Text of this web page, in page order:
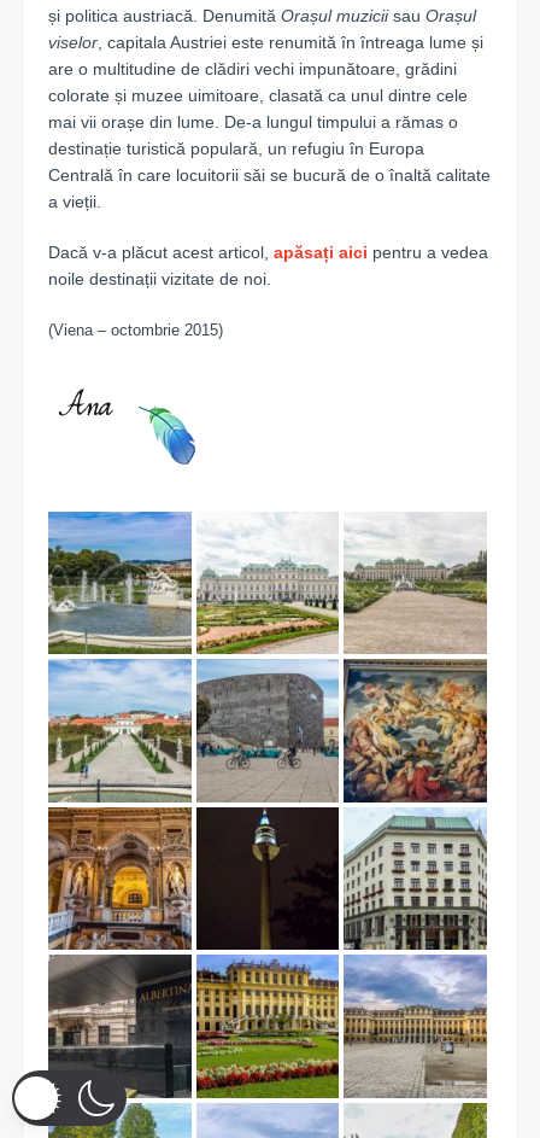
și politica austriacă. Denumită Orașul muziciisau Orașul
viselor , capitala Austriei este renumită în întreaga lume și
are o multitudine de clădiri vechi impunătoare, grădini
colorate și muzee uimitoare, clasată ca unul dintre cele
mai vii orașe din lume. De-a lungul timpului a rămas o
destinație turistică populară, un refugiu în Europa
Centrală în care locuitorii săi se bucură de o înaltă calitate
a vieții.
Dacă v-a plăcut acest articol, apăsați aici pentru a vedea
noile destinații vizitate de noi.
(Viena – octombrie 2015)